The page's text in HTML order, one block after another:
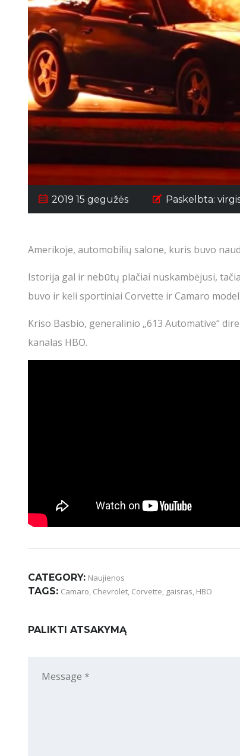
2019 15 gegužės Paskelbta:
Amerikoje, automobilių salone, kuris buvo
Istorija gal ir nebūtų plačiai nuskambėjusi,
buvo ir keli sportiniai Corvette ir Camaro
Kriso Basbio, generalinio „613 Automative“
kanalas HBO.
CATEGORY: Naujienos
TAGS: Camaro, Chevrolet, Corvette, gaisras, HBO
PALIKTI ATSAKYMĄ